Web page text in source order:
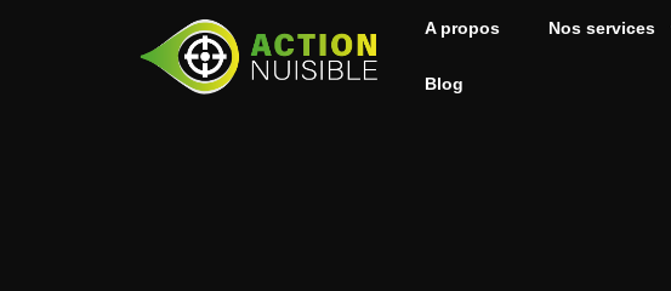
A propos Nos services
Blog